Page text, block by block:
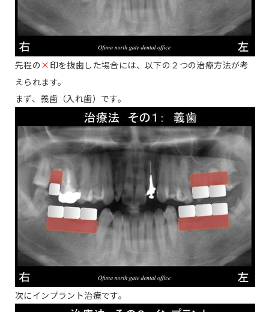
先程の× 印を抜歯した場合には、以下の２つの治療方法が考
えられます。
まず、義歯（入れ歯）です。
次にインプラント治療です。